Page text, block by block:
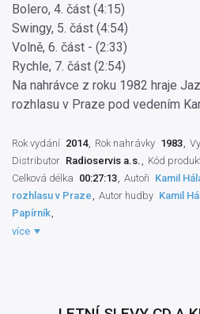
Bolero, 4. část (4:15)
Swingy, 5. část (4:54)
Volně, 6. část - (2:33)
Rychle, 7. část (2:54)
Na nahrávce z roku 1982 hraje
rozhlasu v Praze pod vedením
Rok vydání 2014 Rok nahrávky 1983
Distributor Radioservis a.s. Kód
Celková délka 00:27:13 Autoři Kamil
rozhlasu v Praze
Autor hudby Kamil
Papírník
Výrobce záznamu
více